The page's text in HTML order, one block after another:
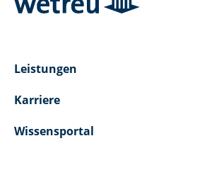
Leistungen
Karriere
Wissensportal